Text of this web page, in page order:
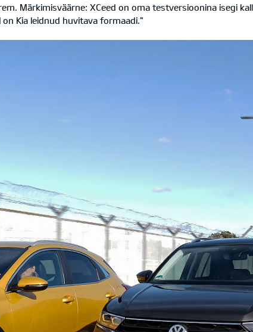
Märkimisväärne: XCeed on oma testversioonina isegi
Kia leidnud huvitava formaadi."